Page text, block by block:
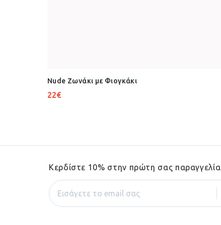
Nude Ζωνάκι με Φιογκάκι
22€
Κερδίστε 10% στην πρώτη σας παραγγελία